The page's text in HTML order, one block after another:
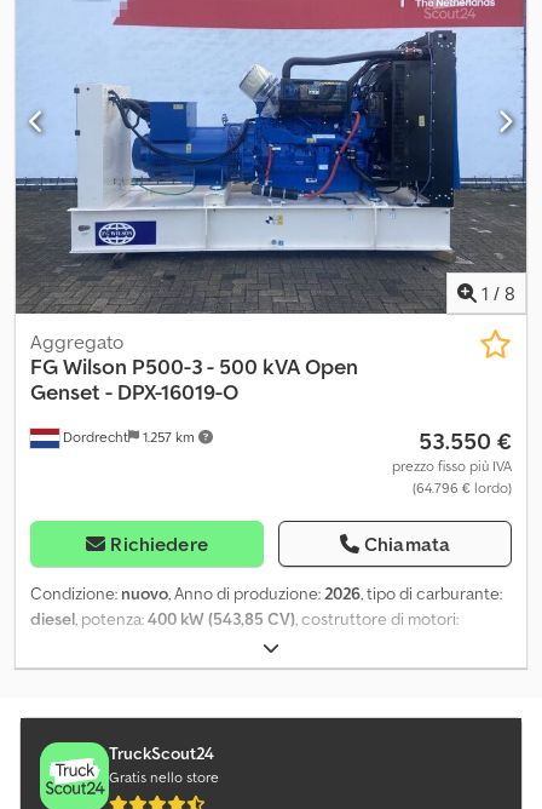
1 / 8
Dordrecht 1.257 km
Aggregato
FG Wilson P500-3 - 500 kVA Open
Genset - DPX-16019-O
53.550 €
prezzo fisso più IVA
(64.796 € lordo)
Richiedere Chiamata
Condizione: nuovo, Anno di produzione: 2026, tipo di carburante:
diesel , potenza:400 kW (543,85 CV) , costruttore di motori:
, = Altre opzioni e accessori = - Batteria -
Quadro di controllo - Autocisterna = Ulteriori informazioni =
kg Potenza del generatore: 500 kVA Dimensioni vano di carico:
380 x 113 x 222 cm Marcatura CE: sì Capacità serbatoio acqua: 888
l Paese di produzione: CN Per ulteriori informazioni contattare il
team DPX.
TruckScout24
Gratis nello store